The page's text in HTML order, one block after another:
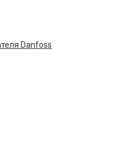
Danfoss